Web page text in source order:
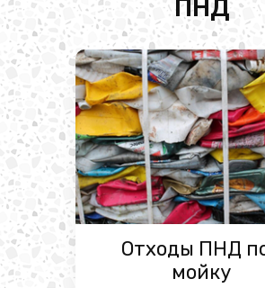
ПНД
Отходы ПНД
мойку